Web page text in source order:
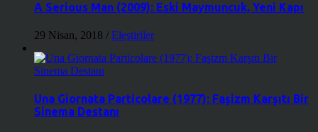
A Serious Man (2009): Eski Maymuncuk, Yeni Kapı
29 Nisan, 2018 / Eleştiriler
Una Giornata Particolare (1977): Faşizm Karşıtı Bir
Sinema Destanı